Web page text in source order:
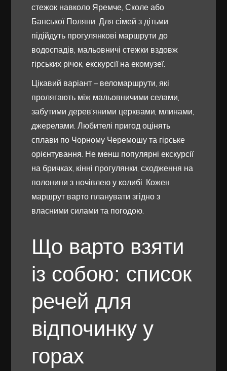
стежок навколо Яремче, Сколе або
Банської Поляни. Для сімей з дітьми
підійдуть прогулянкові маршрути до
водоспадів, мальовничі стежки вздовж
гірських річок, екскурсії на екомузеї.
Цікавий варіант – веломаршрути, які
пролягають між мальовничими селами,
забутими дерев’яними церквами, млинами,
джерелами. Любителі пригод оцінять
сплави по Чорному Черемошу та гірське
орієнтування. Не менш популярні екскурсії
на бричках, кінні прогулянки, сходження на
полонини з ночівлею у колибі. Кожен
маршрут варто планувати згідно з
власними силами та погодою.
Що варто взяти
із собою: список
речей для
відпочинку у
горах